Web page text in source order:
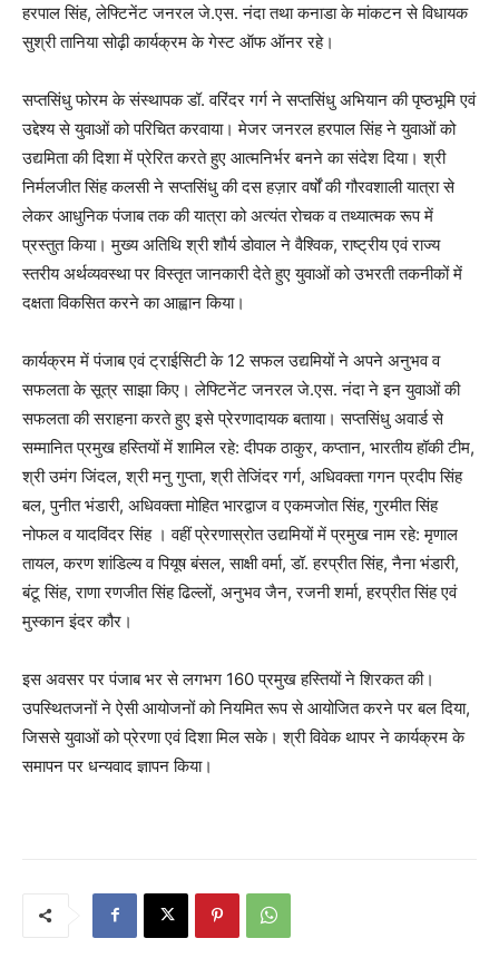
हरपाल सिंह, लेफ्टिनेंट जनरल जे.एस. नंदा तथा कनाडा के मांकटन से विधायक
सुश्री तानिया सोढ़ी कार्यक्रम के गेस्ट ऑफ ऑनर रहे।
सप्तसिंधु फोरम के संस्थापक डॉ. वरिंदर गर्ग ने सप्तसिंधु अभियान की पृष्ठभूमि एवं
उद्देश्य से युवाओं को परिचित करवाया। मेजर जनरल हरपाल सिंह ने युवाओं को
उद्यमिता की दिशा में प्रेरित करते हुए आत्मनिर्भर बनने का संदेश दिया। श्री
निर्मलजीत सिंह कलसी ने सप्तसिंधु की दस हज़ार वर्षों की गौरवशाली यात्रा से
लेकर आधुनिक पंजाब तक की यात्रा को अत्यंत रोचक व तथ्यात्मक रूप में
प्रस्तुत किया। मुख्य अतिथि श्री शौर्य डोवाल ने वैश्विक, राष्ट्रीय एवं राज्य
स्तरीय अर्थव्यवस्था पर विस्तृत जानकारी देते हुए युवाओं को उभरती तकनीकों में
दक्षता विकसित करने का आह्वान किया।
कार्यक्रम में पंजाब एवं ट्राईसिटी के 12 सफल उद्यमियों ने अपने अनुभव व
सफलता के सूत्र साझा किए। लेफ्टिनेंट जनरल जे.एस. नंदा ने इन युवाओं की
सफलता की सराहना करते हुए इसे प्रेरणादायक बताया। सप्तसिंधु अवार्ड से
सम्मानित प्रमुख हस्तियों में शामिल रहे: दीपक ठाकुर, कप्तान, भारतीय हॉकी टीम,
श्री उमंग जिंदल, श्री मनु गुप्ता, श्री तेजिंदर गर्ग, अधिवक्ता गगन प्रदीप सिंह
बल, पुनीत भंडारी, अधिवक्ता मोहित भारद्वाज व एकमजोत सिंह, गुरमीत सिंह
नोफल व यादविंदर सिंह । वहीं प्रेरणास्रोत उद्यमियों में प्रमुख नाम रहे: मृणाल
तायल, करण शांडिल्य व पियूष बंसल, साक्षी वर्मा, डॉ. हरप्रीत सिंह, नैना भंडारी,
बंटू सिंह, राणा रणजीत सिंह ढिल्लों, अनुभव जैन, रजनी शर्मा, हरप्रीत सिंह एवं
मुस्कान इंदर कौर।
इस अवसर पर पंजाब भर से लगभग 160 प्रमुख हस्तियों ने शिरकत की।
उपस्थितजनों ने ऐसी आयोजनों को नियमित रूप से आयोजित करने पर बल दिया,
जिससे युवाओं को प्रेरणा एवं दिशा मिल सके। श्री विवेक थापर ने कार्यक्रम के
समापन पर धन्यवाद ज्ञापन किया।